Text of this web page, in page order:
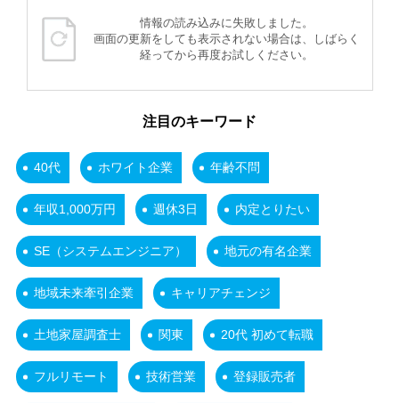
情報の読み込みに失敗しました。
画面の更新をしても表示されない場合は、しばらく
経ってから再度お試しください。
注目のキーワード
40代 ホワイト企業 年齢不問
年収1,000万円 週休3日 内定とりたい
SE（システムエンジニア） 地元の有名企業
地域未来牽引企業 キャリアチェンジ
土地家屋調査士 関東 20代 初めて転職
フルリモート 技術営業 登録販売者